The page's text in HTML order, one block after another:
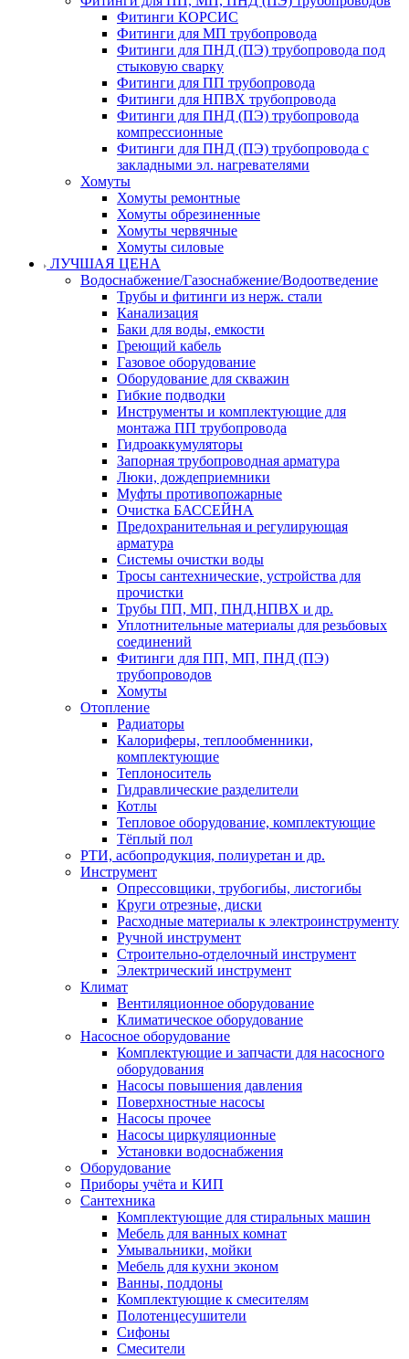
Фитинги КОРСИС
Фитинги для МП трубопровода
Фитинги для ПНД (ПЭ) трубопровода под
стыковую сварку
Фитинги для ПП трубопровода
Фитинги для НПВХ трубопровода
Фитинги для ПНД (ПЭ) трубопровода
компрессионные
Фитинги для ПНД (ПЭ) трубопровода с
закладными эл. нагревателями
Хомуты
Хомуты ремонтные
Хомуты обрезиненные
Хомуты червячные
Хомуты силовые
ЛУЧШАЯ ЦЕНА
Водоснабжение/Газоснабжение/Водоотведение
Трубы и фитинги из нерж. стали
Канализация
Баки для воды, емкости
Греющий кабель
Газовое оборудование
Оборудование для скважин
Гибкие подводки
Инструменты и комплектующие для
монтажа ПП трубопровода
Гидроаккумуляторы
Запорная трубопроводная арматура
Люки, дождеприемники
Муфты противопожарные
Очистка БАССЕЙНА
Предохранительная и регулирующая
арматура
Системы очистки воды
Тросы сантехнические, устройства для
прочистки
Трубы ПП, МП, ПНД,НПВХ и др.
Уплотнительные материалы для резьбовых
соединений
Фитинги для ПП, МП, ПНД (ПЭ)
трубопроводов
Хомуты
Отопление
Радиаторы
Калориферы, теплообменники,
комплектующие
Теплоноситель
Гидравлические разделители
Котлы
Тепловое оборудование, комплектующие
Тёплый пол
РТИ, асбопродукция, полиуретан и др.
Инструмент
Опрессовщики, трубогибы, листогибы
Круги отрезные, диски
Расходные материалы к электроинструменту
Ручной инструмент
Строительно-отделочный инструмент
Электрический инструмент
Климат
Вентиляционное оборудование
Климатическое оборудование
Насосное оборудование
Комплектующие и запчасти для насосного
оборудования
Насосы повышения давления
Поверхностные насосы
Насосы прочее
Насосы циркуляционные
Установки водоснабжения
Оборудование
Приборы учёта и КИП
Сантехника
Комплектующие для стиральных машин
Мебель для ванных комнат
Умывальники, мойки
Мебель для кухни эконом
Ванны, поддоны
Комплектующие к смесителям
Полотенцесушители
Сифоны
Смесители